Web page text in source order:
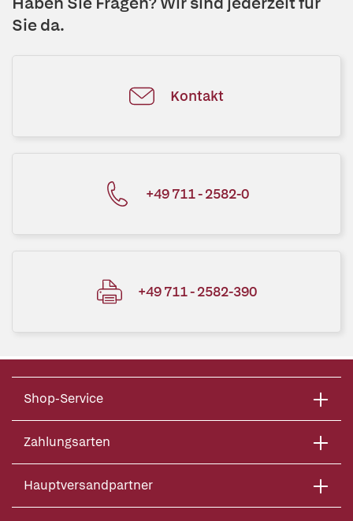
Sie da.
Kontakt
+49 711 - 2582-0
+49 711 - 2582-390
Shop-Service
Zahlungsarten
Hauptversandpartner